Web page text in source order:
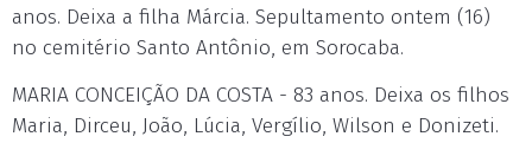
anos. Deixa a filha Márcia. Sepultamento ontem (16)
no cemitério Santo Antônio, em Sorocaba.
MARIA CONCEIÇÃO DA COSTA - 83 anos. Deixa os filhos
Maria, Dirceu, João, Lúcia, Vergílio, Wilson e Donizeti.